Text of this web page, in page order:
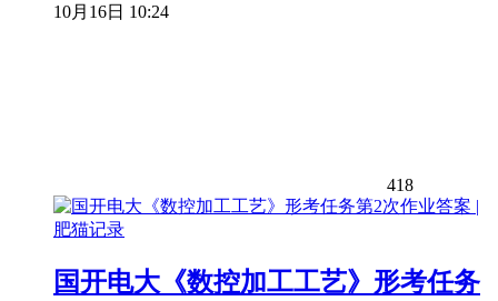
10月16日 10:24
418
国开电大《数控加工工艺》形考任务